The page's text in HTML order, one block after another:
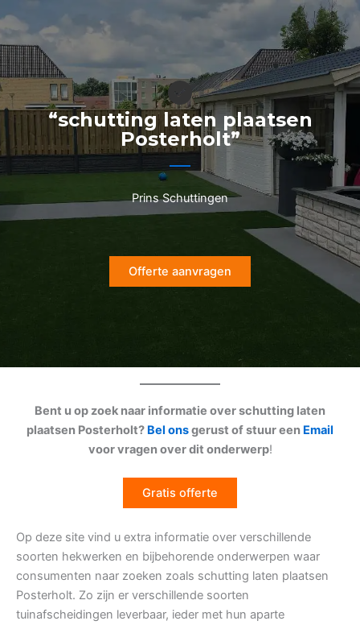
naar
de
inhoud
“schutting laten plaatsen
Posterholt”
Prins Schuttingen
Offerte aanvragen
Bent u op zoek naar informatie over schutting laten
plaatsen Posterholt? Bel onsgerust of stuur een Email
voor vragen over dit onderwerp!
Gratis offerte
Op deze site vind u extra informatie over verschillende
soorten hekwerken en bijbehorende onderwerpen waar
consumenten naar zoeken zoals schutting laten plaatsen
Posterholt. Zo zijn er verschillende soorten
tuinafscheidingen leverbaar, ieder met hun aparte